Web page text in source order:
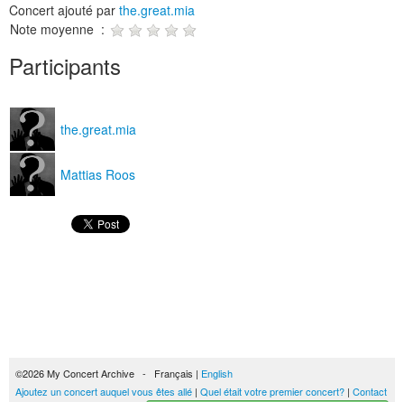
Concert ajouté par the.great.mia
Note moyenne :
Participants
the.great.mia
Mattias Roos
©2026 My Concert Archive - Français | English
Ajoutez un concert auquel vous êtes allé | Quel était votre premier concert? | Contact